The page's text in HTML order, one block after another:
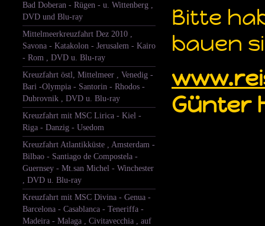
Bad Doberan - Rügen - u. Wittenberg ,
DVD und Blu-ray
Mittelmeerkreuzfahrt Dez 2010 ,
Savona - Katakolon - Jerusalem - Kairo
- Rom , DVD u. Blu-ray
Kreuzfahrt östl, Mittelmeer , Venedig -
Bari -Olympia - Santorin - Rhodos -
Dubrovnik , DVD u. Blu-ray
Kreuzfahrt mit MSC Lirica - Kiel -
Riga - Danzig - Usedom
Kreuzfahrt Atlantikküste , Amsterdam -
Bilbao - Santiago de Compostela -
Guernsey - Mt.san Michel - Winchester
, DVD u. Blu-ray
Kreuzfahrt mit MSC Divina - Genua -
Barcelona - Casablanca - Teneriffa -
Madeira - Malaga , Civitavecchia , auf
Bitte
bauen
Günter